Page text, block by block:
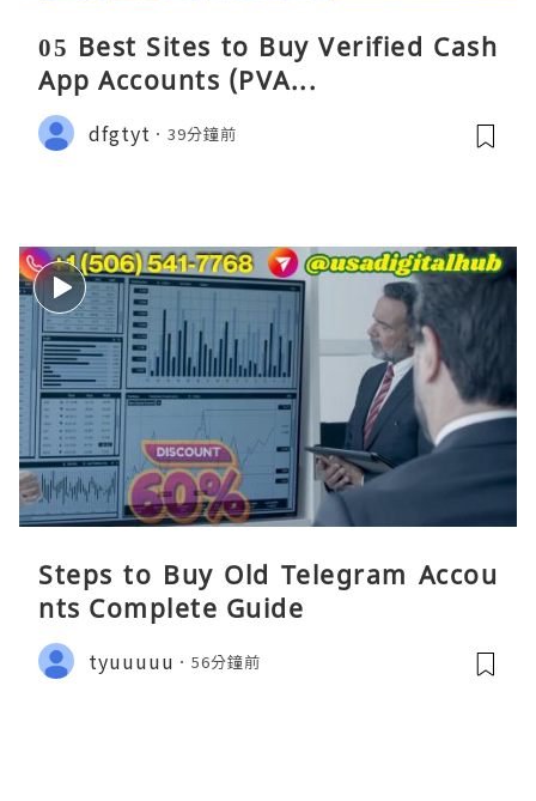
05 Best Sites to Buy Verified Cash
App Accounts (PVA...
dfgtyt 39分鐘前
Steps to Buy Old Telegram Accou
nts Complete Guide
tyuuuuu 56分鐘前